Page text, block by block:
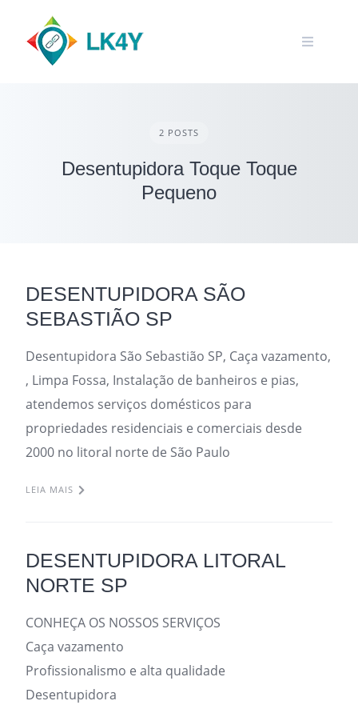
content
2 POSTS
Desentupidora Toque Toque
Pequeno
DESENTUPIDORA SÃO
SEBASTIÃO SP
Desentupidora São Sebastião SP, Caça vazamento,
, Limpa Fossa, Instalação de banheiros e pias,
atendemos serviços domésticos para
propriedades residenciais e comerciais desde
2000 no litoral norte de São Paulo
LEIA MAIS
DESENTUPIDORA LITORAL
NORTE SP
CONHEÇA OS NOSSOS SERVIÇOS
Caça vazamento
Profissionalismo e alta qualidade
Desentupidora